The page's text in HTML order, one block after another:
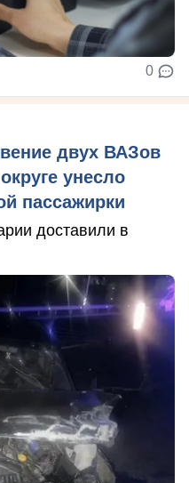
0
двух ВАЗов
унесло
пассажирки
доставили в